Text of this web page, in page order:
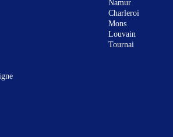
Namur
Charleroi
Mons
Louvain
Tournai